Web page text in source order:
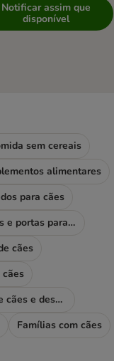
Notificar assim que
disponível
sem cereais
alimentares
para cães
Casotas, jaulas e portas para cães
cães
cães
Adestramento de cães e desporto
Famílias com cães